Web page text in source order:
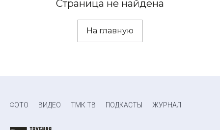
Страница не найдена
На главную
ФОТО ВИДЕО ТМК ТВ ПОДКАСТЫ ЖУРНАЛ